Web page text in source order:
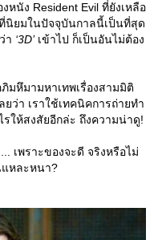
หนัง Resident Evil ที่ยังเหลือ
นิยมในปัจจุบันกาลนี้เป็นที่สุด
า ‘3D’เข้าไป ก็เป็นอันไม่ต้อง
มหึมามหาเทพเรื่องสามมิติ
ยว่า เราใช้เทคนิคการถ่ายทำ
ให้สงสัยอีกล่ะ ถึงความน่าดู!
พราะของจะดี จริงหรือไม่
หละหนา?